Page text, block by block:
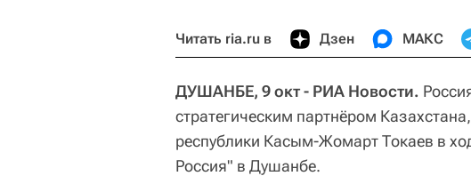
Читать ria.ru в Дзен МАКС
ДУШАНБЕ, 9 окт - РИА Новости.
стратегическим партнёром
республики Касым-Жомарт Токаев в
Россия" в Душанбе.